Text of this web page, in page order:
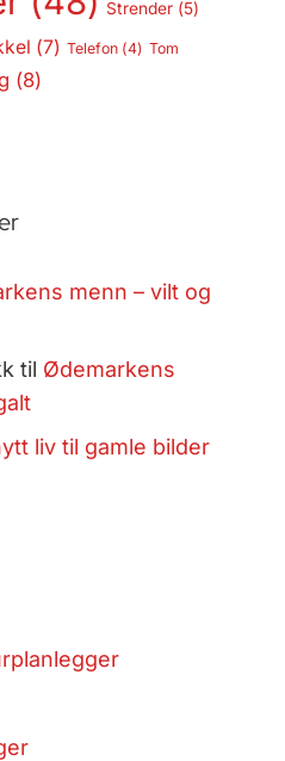
Strender(5)
(7) Telefon(4) Tom
(8)
menn – vilt og
til Ødemarkens
liv til gamle bilder